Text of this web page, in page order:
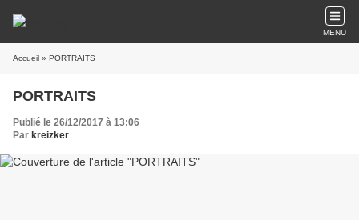
MENU
Accueil » PORTRAITS
PORTRAITS
Publié le 26/12/2017 à 13:06
Par kreizker